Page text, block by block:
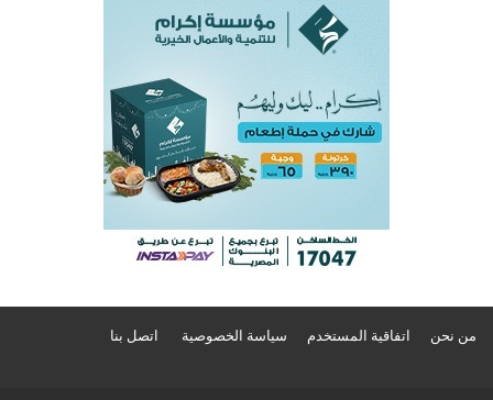
من نحن اتفاقية المستخدم سياسة الخصوصية اتصل بنا